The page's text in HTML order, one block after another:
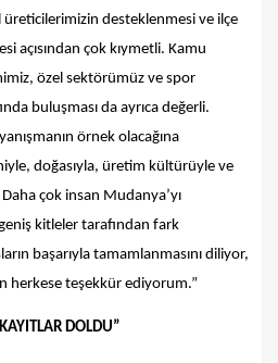
üreticilerimizin desteklenmesi ve ilçe
açısından çok kıymetli. Kamu
özel sektörümüz ve spor
buluşması da ayrıca değerli.
örnek olacağına
doğasıyla, üretim kültürüyle ve
çok insan Mudanya’yı
kitleler tarafından fark
başarıyla tamamlanmasını diliyor,
herkese teşekkür ediyorum.”
DOLDU”